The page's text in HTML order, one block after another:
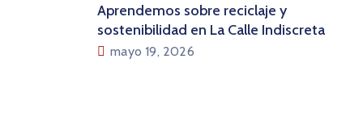
Aprendemos sobre reciclaje y
sostenibilidad en La Calle Indiscreta
mayo 19, 2026